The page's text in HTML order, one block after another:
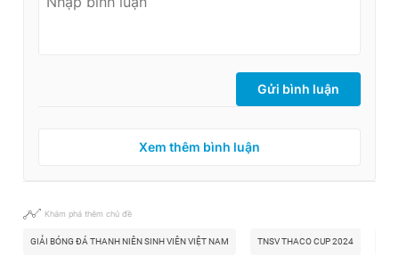
Gửi bình luận
Xem thêm bình luận
Khám phá thêm chủ đề
GIẢI BÓNG ĐÁ THANH NIÊN SINH VIÊN VIỆT NAM TNSV THACO CUP 2024